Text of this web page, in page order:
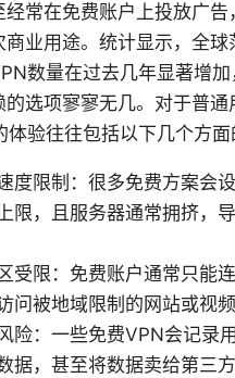
常在免费账户上投放广告
商业用途。统计显示，全球
数量在过去几年显著增加
的选项寥寥无几。对于普通
验往往包括以下几个方面
度限制：很多免费方案会
限，且服务器通常拥挤，
受限：免费账户通常只能
问被地域限制的网站或视频
险：一些免费VPN会记录用
据，甚至将数据卖给第三方